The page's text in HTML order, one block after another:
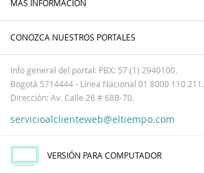
MÁS INFORMACIÓN
CONOZCA NUESTROS PORTALES
Info general del portal: PBX: 57 (1) 2940100.
Bogotá 5714444 - Línea Nacional 01 8000 110 211.
Dirección: Av. Calle 26 # 68B-70.
servicioalclienteweb@eltiempo.com
VERSIÓN PARA COMPUTADOR